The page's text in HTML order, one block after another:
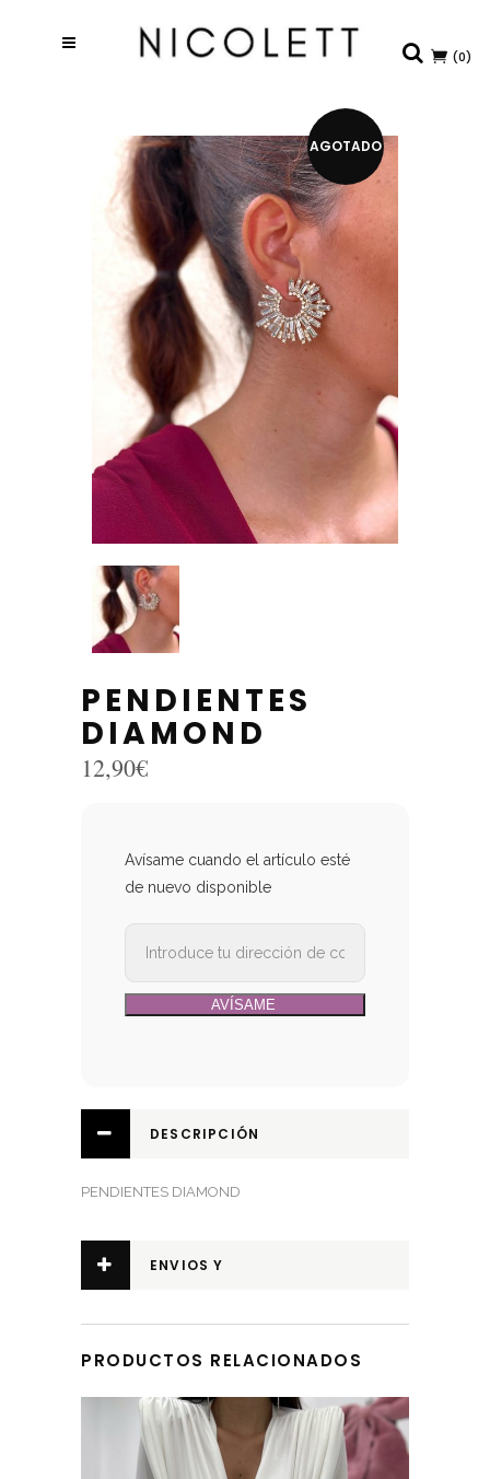
(0)
AGOTADO
PENDIENTES
DIAMOND
12,90€
Avísame cuando el artículo esté
de nuevo disponible
DESCRIPCIÓN
PENDIENTES DIAMOND
ENVIOS Y
PRODUCTOS RELACIONADOS